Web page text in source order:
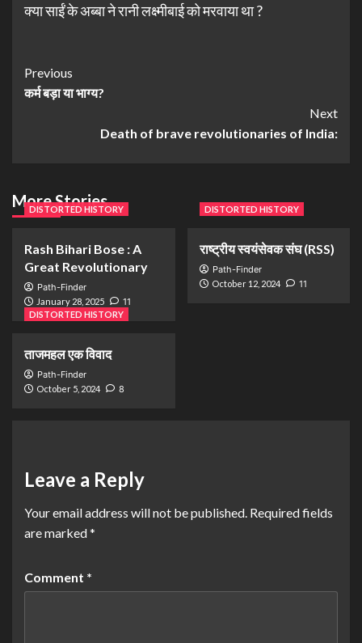
क्या साईं के अब्बा ने रानी लक्ष्मीबाई को मरवाया था ?
Previous
कर्म बड़ा या भाग्य?
Next
Death of brave revolutionaries of India:
More Stories
DISTORTED HISTORY
Rash Bihari Bose : A
Great Revolutionary
Path-Finder
January 28, 2025 11
DISTORTED HISTORY
राष्ट्रीय स्वयंसेवक संघ (RSS)
Path-Finder
October 12, 2024 11
DISTORTED HISTORY
ताजमहल एक विवाद
Path-Finder
October 5, 2024 8
Leave a Reply
Your email address will not be published. Required fields
are marked*
Comment *